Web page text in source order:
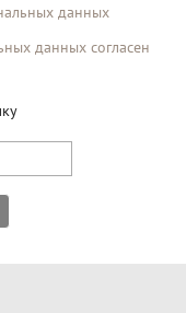
данных
данных согласен